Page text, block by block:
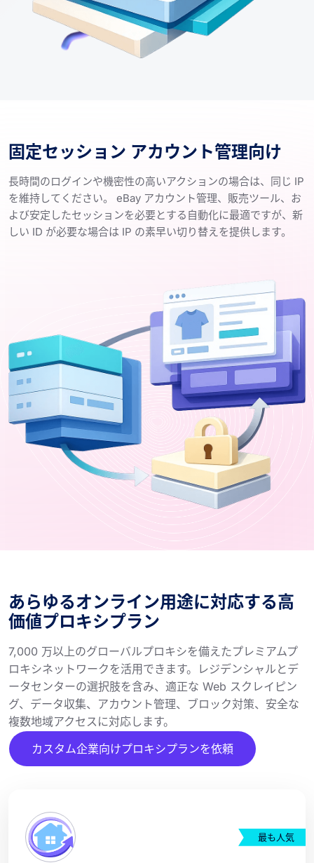
固定セッション アカウント管理向け
長時間のログインや機密性の高いアクションの場合は、同じ IP
を維持してください。 eBay アカウント管理、販売ツール、お
よび安定したセッションを必要とする自動化に最適ですが、新
しい ID が必要な場合は IP の素早い切り替えを提供します。
あらゆるオンライン用途に対応する高
価値プロキシプラン
7,000 万以上のグローバルプロキシを備えたプレミアムプ
ロキシネットワークを活用できます。レジデンシャルとデ
ータセンターの選択肢を含み、適正な Web スクレイピン
グ、データ収集、アカウント管理、ブロック対策、安全な
複数地域アクセスに対応します。
カスタム企業向けプロキシプランを依頼
最も人気